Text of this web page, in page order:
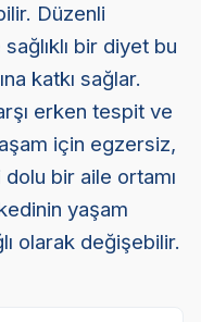
Düzenli
bir diyet bu
katkı sağlar.
erken tespit ve
için egzersiz,
bir aile ortamı
yaşam
olarak değişebilir.